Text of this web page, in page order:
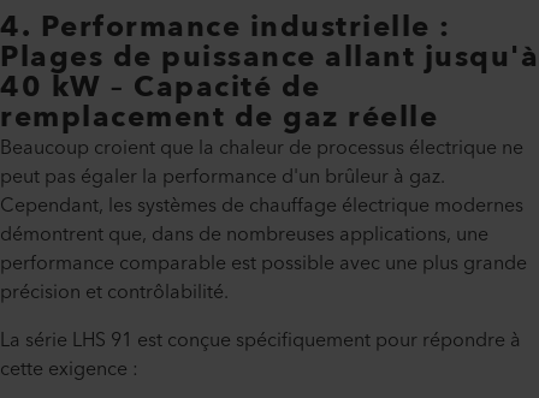
4. Performance industrielle :
Plages de puissance allant jusqu'à
40 kW – Capacité de
remplacement de gaz réelle
Beaucoup croient que la chaleur de processus électrique ne
peut pas égaler la performance d'un brûleur à gaz.
Cependant, les systèmes de chauffage électrique modernes
démontrent que, dans de nombreuses applications, une
performance comparable est possible avec une plus grande
précision et contrôlabilité.
La série LHS 91 est conçue spécifiquement pour répondre à
cette exigence :